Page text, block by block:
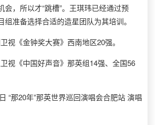
会，所以才“跳槽”。王琪玮已经通过预
组准备选择合适的造星团队为其培训。
《金钟奖大赛》西南地区20强。
《中国好声音》那英组14强、全国56
那20年”那英世界巡回演唱会合肥站 演唱